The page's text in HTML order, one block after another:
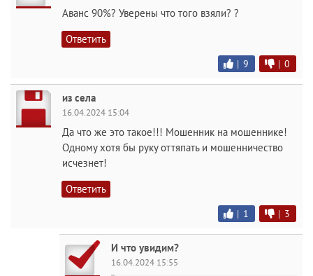
Аванс 90%? Уверены что того взяли? ?
Ответить
| 9 | 0
из села
16.04.2024 15:04
Да что же это такое!!! Мошенник на мошеннике!
Одному хотя бы руку оттяпать и мошенничество
исчезнет!
Ответить
| 1 | 3
И что увидим?
16.04.2024 15:55